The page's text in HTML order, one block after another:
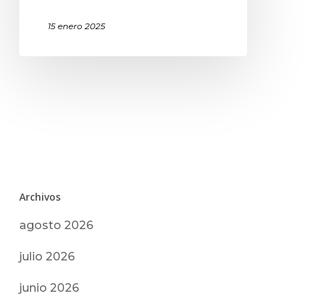
15 enero 2025
Archivos
agosto 2026
julio 2026
junio 2026